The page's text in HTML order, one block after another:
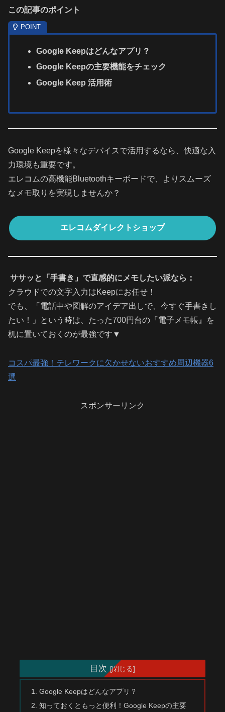
この記事のポイント
Google Keepはどんなアプリ？
Google Keepの主要機能をチェック
Google Keep 活用術
Google Keepを様々なデバイスで活用するなら、快適な入
力環境も重要です。
エレコムの高機能Bluetoothキーボードで、よりスムーズ
なメモ取りを実現しませんか？
エレコムダイレクトショップ
ササッと「手書き」で直感的にメモしたい派なら：
クラウドでの文字入力はKeepにお任せ！
でも、「電話中や図解のアイデア出しで、今すぐ手書きし
たい！」という時は、たった700円台の『電子メモ帳』を
机に置いておくのが最強です▼
コスパ最強！テレワークに欠かせないおすすめ周辺機器6
選
スポンサーリンク
目次
Google Keepはどんなアプリ？
知っておくともっと便利！Google Keepの主要